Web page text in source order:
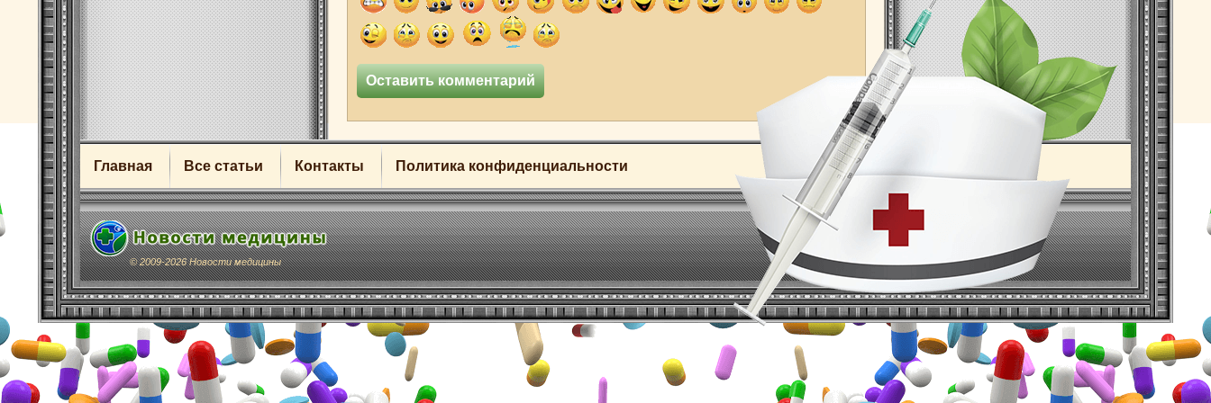
Главная Все статьи Контакты Политика конфиденциальности
© 2009-2026 Новости медицины